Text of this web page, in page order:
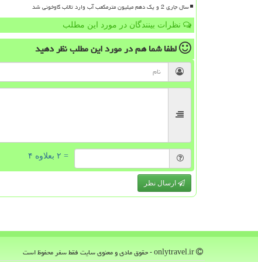
سال جاری 2 و یک دهم میلیون مترمکعب آب وارد تالاب گاوخونی شد
نظرات بینندگان در مورد این مطلب
لطفا شما همدر مورد این مطلبنظر دهید
= ۲ بعلاوه ۴
ارسال نظر